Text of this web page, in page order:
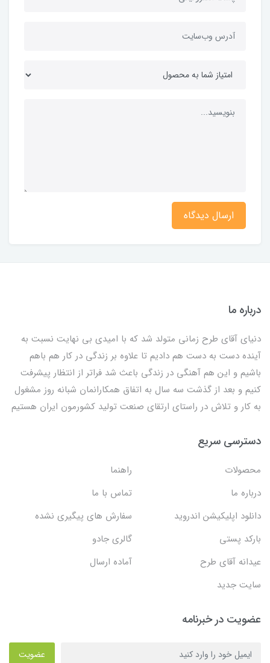
ارسال دیدگاه
درباره ما
دنیای آقای طرح زمانی متولد شد که با امیدی بی نهایت نسبت به
آینده دست به دست هم دادیم تا علاوه بر زندگی در کار هم باهم
باشیم و این هم آهنگی در زندگی باعث شد فراتر از انتظار پیشرفت
کنیم و بعد از گذشت سه سال به اتفاق همکارانمان شبانه روز مشغول
به کار و تلاش در راستای ارتقای صنعت تولید کشورمون ایران هستیم
دسترسی سریع
محصولات
راهنما
درباره ما
تماس با ما
دانلود اپلیکیشن اندروید
سفارش های پیگیری نشده
بارکد پستی
گالری جادو
عیدانه آقای طرح
آماده ارسال
سایت جدید
عضویت در خبرنامه
عضویت